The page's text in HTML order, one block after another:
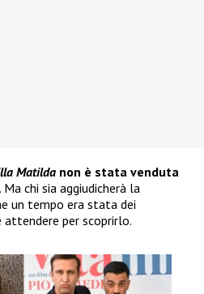
Matilda non è stata venduta
. Ma chi sia aggiudicherà la
un tempo era stata dei
attendere per scoprirlo.